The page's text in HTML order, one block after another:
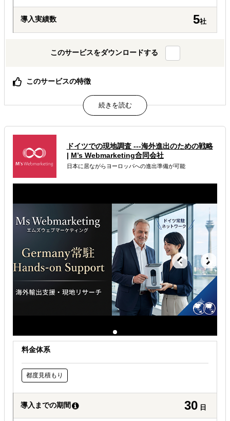
導入実績数 5社
このサービスをダウンロードする
このサービスの特徴
展示会訪問支援
海外マーケティング戦略
属するジャンル
海外市場調査・マーケティング
有効なプロモーション方法を探している
自社商材の現地でのニーズを知りたい
現地に強い士業を探している
ドイツでの現地調査 ---海外進出のための戦略
| M’s Webmarketing合同会社
日本に居ながらヨーロッパへの進出準備が可能
料金体系
都度見積もり
導入までの期間 30 日